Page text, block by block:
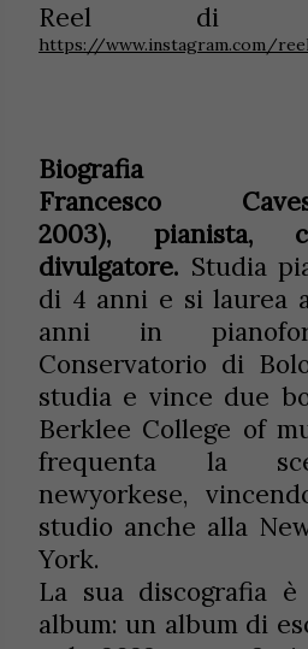
Reel di
https://www.instagram.com/
Biografia
Francesco
2003), pianista,
divulgatore. Studia
di 4 anni e si laurea
anni in
Conservatorio di
studia e vince due
Berklee College of
frequenta la
newyorkese,
studio anche alla
York.
La sua discografia
album: un album di